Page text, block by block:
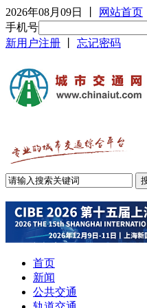
2026年08月09日 网站首页
手机号
新用户注册
忘记密码
首页
新闻
公共交通